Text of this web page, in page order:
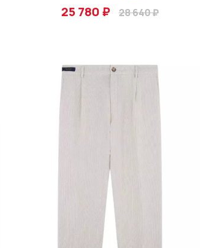
25 780 ₽
28 640 ₽